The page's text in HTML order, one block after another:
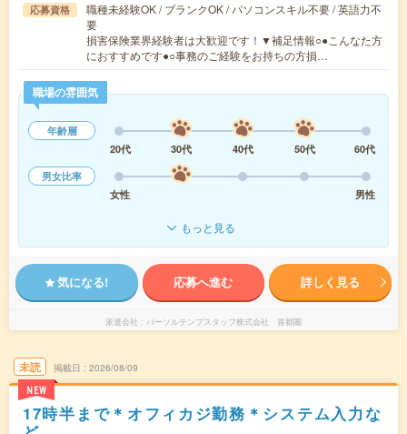
応募資格
職種未経験OK / ブランクOK / パソコンスキル不要 / 英語力不
要
損害保険業界経験者は大歓迎です！▼補足情報○●こんなた方
におすすめです●○事務のご経験をお持ちの方損…
職場の雰囲気
年齢層
20代
30代 40代 50代
60代
男女比率
女性
男性
もっと見る
気になる! 応募へ進む 詳しく見る
派遣会社 パーソルテンプスタッフ株式会社 首都圏
未読
NEW
掲載日 2026/08/09
17時半まで＊オフィカジ勤務＊システム入力な